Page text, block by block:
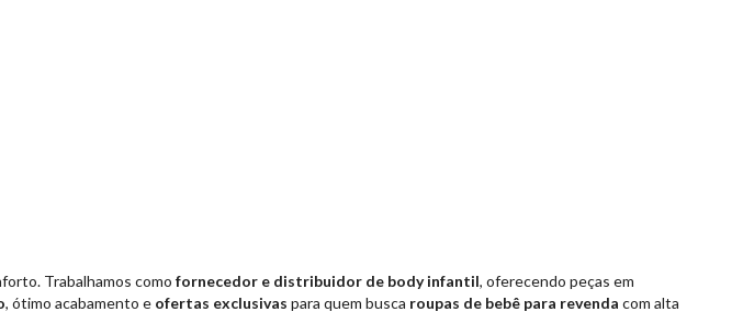
Trabalhamos como fornecedor e distribuidor de body infantil, oferecendo peças em
, ótimo acabamento e ofertas exclusivas para quem busca roupas de bebê para revenda com alta